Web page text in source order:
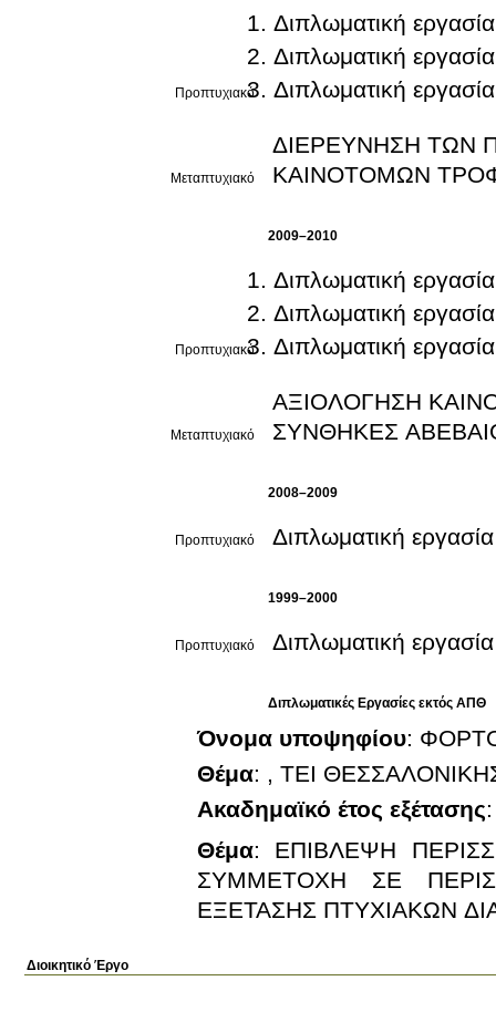
Προπτυχιακό
Διπλωματική εργασία
Διπλωματική εργασία
Διπλωματική εργασία
Μεταπτυχιακό
ΔΙΕΡΕΥΝΗΣΗ ΤΩΝ
ΚΑΙΝΟΤΟΜΩΝ
2009–2010
Προπτυχιακό
Διπλωματική εργασία
Διπλωματική εργασία
Διπλωματική εργασία
Μεταπτυχιακό
ΑΞΙΟΛΟΓΗΣΗ
ΣΥΝΘΗΚΕΣ
2008–2009
Προπτυχιακό Διπλωματική εργασία
1999–2000
Προπτυχιακό Διπλωματική εργασία
Διπλωματικές Εργασίες εκτός ΑΠΘ
Όνομα υποψηφίου:
Θέμα: , ΤΕΙ
Ακαδημαϊκό έτος εξέτασης
Θέμα: ΕΠΙΒΛΕΨΗ
ΣΥΜΜΕΤΟΧΗ ΣΕ
ΕΞΕΤΑΣΗΣ ΠΤΥΧΙΑΚΩΝ
Διοικητικό Έργο